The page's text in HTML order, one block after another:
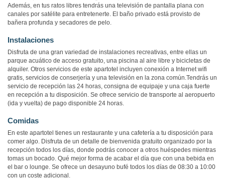
Además, en tus ratos libres tendrás una televisión de pantalla plana con
canales por satélite para entretenerte. El baño privado está provisto de
bañera profunda y secadores de pelo.
Instalaciones
Disfruta de una gran variedad de instalaciones recreativas, entre ellas un
parque acuático de acceso gratuito, una piscina al aire libre y bicicletas de
alquiler. Otros servicios de este apartotel incluyen conexión a Internet wifi
gratis, servicios de conserjería y una televisión en la zona común.Tendrás un
servicio de recepción las 24 horas, consigna de equipaje y una caja fuerte
en recepción a tu disposición. Se ofrece servicio de transporte al aeropuerto
(ida y vuelta) de pago disponible 24 horas.
Comidas
En este apartotel tienes un restaurante y una cafetería a tu disposición para
comer algo. Disfruta de un detalle de bienvenida gratuito organizado por la
recepción todos los días, donde podrás conocer a otros huéspedes mientras
tomas un bocado. Qué mejor forma de acabar el día que con una bebida en
el bar o lounge. Se ofrece un desayuno bufé todos los días de 08:30 a 10:00
con un coste adicional.